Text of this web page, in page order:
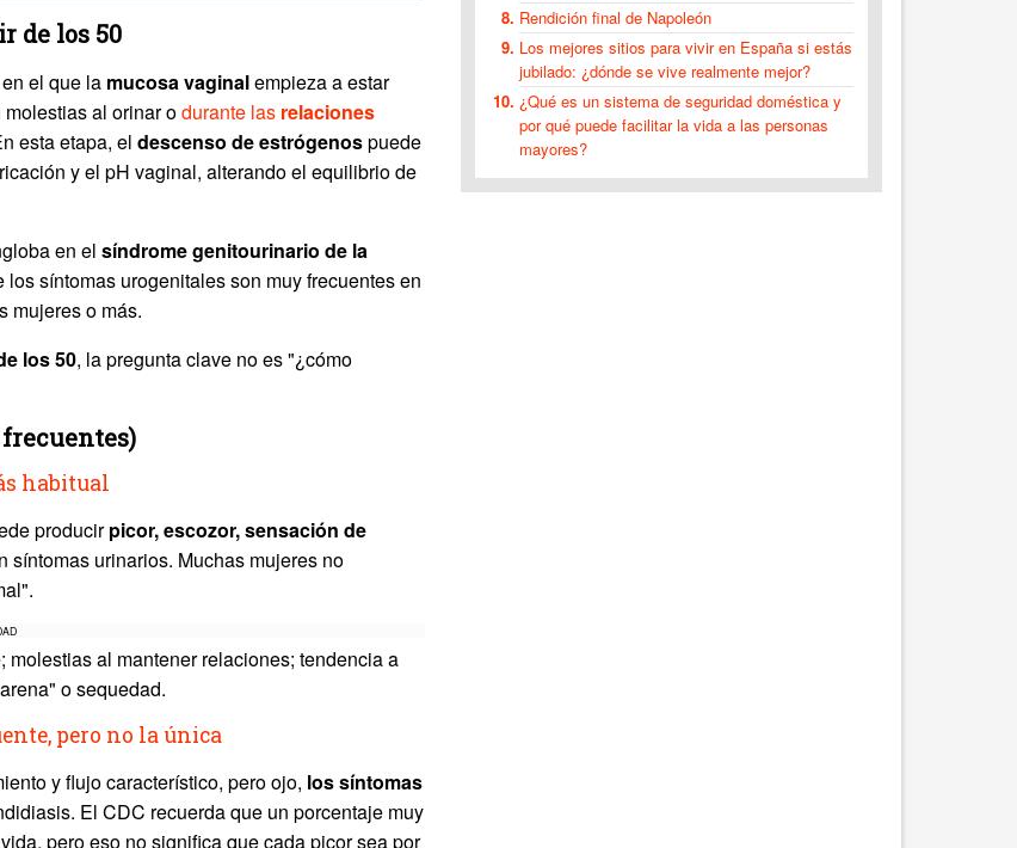
de los 50
el que la mucosa vaginalempieza a estar
molestias al orinar odurante las relaciones
esta etapa, el descenso de estrógenospuede
y el pH vaginal, alterando el equilibrio de
en el síndrome genitourinario de la
los síntomas urogenitales son muy frecuentes en
mujeres o más.
los 50, la pregunta clave no es "¿cómo
frecuentes)
habitual
producirpicor, escozor, sensación de
síntomas urinarios. Muchas mujeres no
al mantener relaciones; tendencia a
o sequedad.
pero no la única
y flujo característico, pero ojo, los síntomas
El CDC recuerda que un porcentaje muy
pero eso no significa que cada picor sea por
Rendición final de Napoleón
Los mejores sitios para vivir en España si estás
jubilado: ¿dónde se vive realmente mejor?
¿Qué es un sistema de seguridad doméstica y
por qué puede facilitar la vida a las personas
mayores?